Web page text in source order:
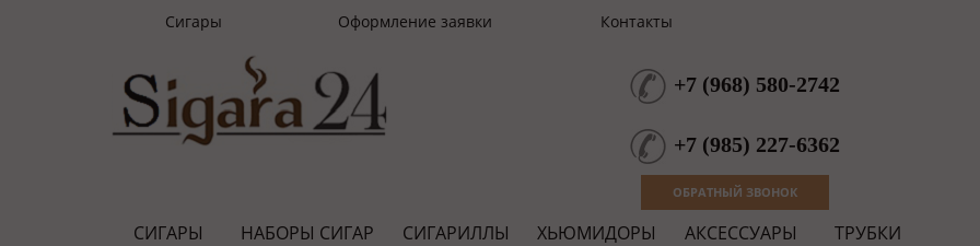
Сигары Оформление заявки Контакты
+7 (968) 580-2742
+7 (985) 227-6362
ОБРАТНЫЙ ЗВОНОК
СИГАРЫ НАБОРЫ СИГАР СИГАРИЛЛЫ ХЬЮМИДОРЫ АКСЕССУАРЫ ТРУБКИ